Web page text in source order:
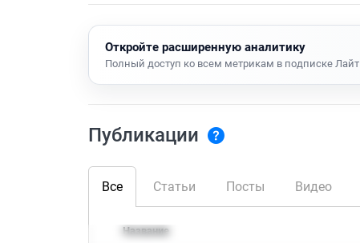
Откройте расширенную аналитику
Полный доступ ко всем метрикам в подписке Лайт
Публикации
Все Статьи Посты Видео
Название